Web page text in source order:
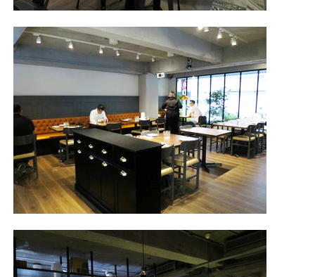
影音區
創意出版服務
歷史區
關於Yilan
個人著作
活動實況記錄
媒體報導一覽
合作與代言
訂閱電子報